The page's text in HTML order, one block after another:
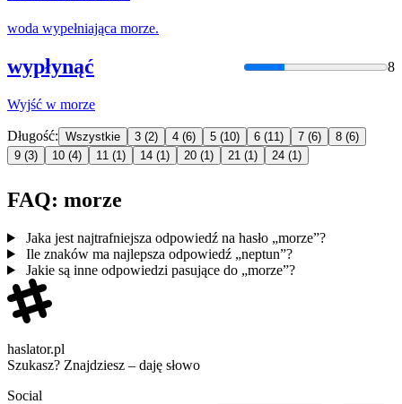
woda wypełniająca morze.
wypłynąć 8
Wyjść w morze
Długość: Wszystkie 3 (2) 4 (6) 5 (10) 6 (11) 7 (6) 8 (6)
9 (3) 10 (4) 11 (1) 14 (1) 20 (1) 21 (1) 24 (1)
FAQ: morze
Jaka jest najtrafniejsza odpowiedź na hasło „morze”?
Ile znaków ma najlepsza odpowiedź „neptun”?
Jakie są inne odpowiedzi pasujące do „morze”?
haslator.pl
Szukasz? Znajdziesz – daję słowo
Social